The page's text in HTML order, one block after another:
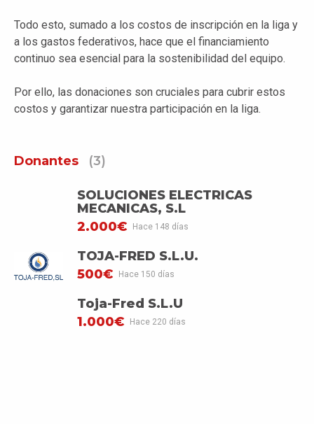
Todo esto, sumado a los costos de inscripción en la liga y
a los gastos federativos, hace que el financiamiento
continuo sea esencial para la sostenibilidad del equipo.
Por ello, las donaciones son cruciales para cubrir estos
costos y garantizar nuestra participación en la liga.
Donantes (3)
SOLUCIONES ELECTRICAS
MECANICAS, S.L
2.000€
Hace 148 días
TOJA-FRED S.L.U.
500€
Hace 150 días
Toja-Fred S.L.U
1.000€
Hace 220 días